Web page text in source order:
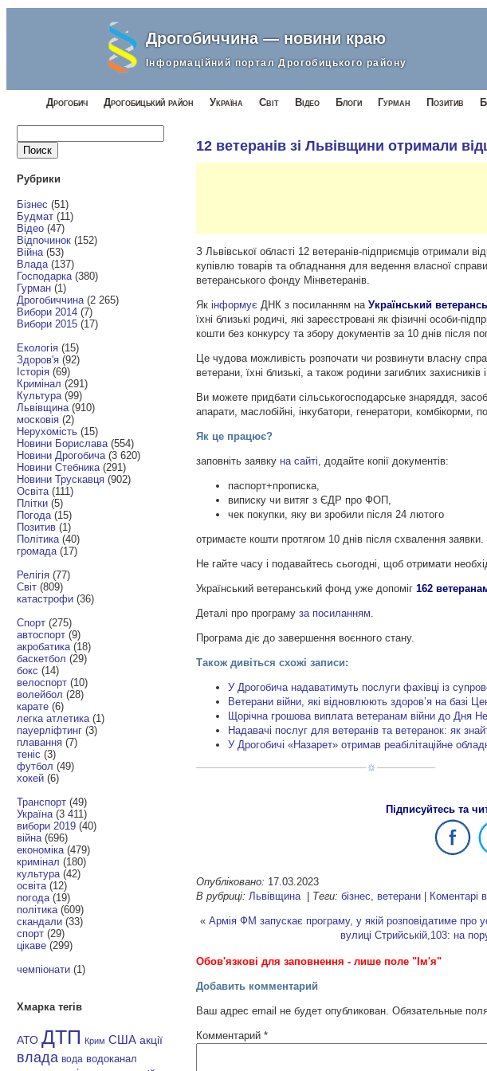
Дрогобиччина — новини краю
Інформаційний портал Дрогобицького району
Дрогобич Дрогобицький район Україна Світ Відео Блоги Гурман Позитив
Рубрики
Бізнес (51)
Будмат (11)
Відео (47)
Відпочинок (152)
Війна (53)
Влада (137)
Господарка (380)
Гурман (1)
Дрогобиччина (2 265)
Вибори 2014 (7)
Вибори 2015 (17)
Екологія (15)
Здоров'я (92)
Історія (69)
Кримінал (291)
Культура (99)
Львівщина (910)
московія (2)
Нерухомість (15)
Новини Борислава (554)
Новини Дрогобича (3 620)
Новини Стебника (291)
Новини Трускавця (902)
Освіта (111)
Плітки (5)
Погода (15)
Позитив (1)
Політика (40)
громада (17)
Релігія (77)
Світ (809)
катастрофи (36)
Спорт (275)
автоспорт (9)
акробатика (18)
баскетбол (29)
бокс (14)
велоспорт (10)
волейбол (28)
карате (6)
легка атлетика (1)
пауерліфтинг (3)
плавання (7)
теніс (3)
футбол (49)
хокей (6)
Транспорт (49)
Україна (3 411)
вибори 2019 (40)
війна (696)
економіка (479)
кримінал (180)
культура (42)
освіта (12)
погода (19)
політика (609)
скандали (33)
спорт (29)
цікаве (299)
чемпіонати (1)
Хмарка тегів
АТО ДТП Крим США акції
влада вода водоканал
12 ветеранів зі Львівщини отримали
З Львівської області 12 ветеранів-підприємців отримали
купівлю товарів та обладнання для ведення власної справи
ветеранського фонду Мінветеранів.
Якінформує ДНК з посиланням наУкраїнський
їхні близькі родичі, які зареєстровані як фізичні особи-
кошти без конкурсу та збору документів за 10 днів після
Це чудова можливість розпочати чи розвинути власну
ветерани, їхні близькі, а також родини загиблих захисників
Ви можете придбати сільськогосподарське знаряддя,
апарати, маслобійні, інкубатори, генератори, комбікорми,
Як це працює?
заповніть заявку на сайті, додайте копії документів:
паспорт+прописка,
виписку чи витяг з ЄДР про ФОП,
чек покупки, яку ви зробили після 24 лютого
отримаєте кошти протягом 10 днів після схвалення заявки.
Не гайте часу і подавайтесь сьогодні, щоб отримати
Український ветеранський фонд уже допоміг162
Деталі про програмуза посиланням.
Програма діє до завершення воєнного стану.
Також дивіться схожі записи:
У Дрогобича надаватимуть послуги фахівці із
Ветерани війни, які відновлюють здоров’я на базі
Щорічна грошова виплата ветеранам війни до Дня
Надавачі послуг для ветеранів та ветеранок: як
У Дрогобичі «Назарет» отримав реабілітаційне
Підписуйтесь та
Опубліковано: 17.03.2023
В рубриці: Львівщина Теги: бізнес ветерани Коментарі
« Армія ФМ запускає програму, у якій розповідатиме про
вулиці Стрийській,103: на
Обов'язкові для заповнення - лише поле "Ім'я"
Добавить комментарий
Ваш адрес email не будет опубликован. Обязательные
Комментарий*